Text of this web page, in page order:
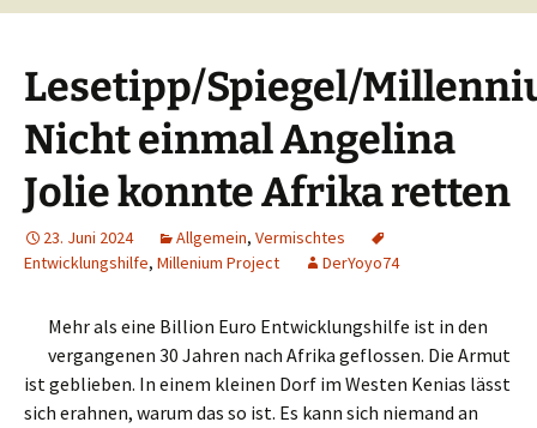
Lesetipp/Spiegel/
Nicht einmal Angelina
Jolie konnte Afrika retten
23. Juni 2024 Allgemein, Vermischtes
Entwicklungshilfe, Millenium Project DerYoyo74
Mehr als eine Billion Euro Entwicklungshilfe ist in den
vergangenen 30 Jahren nach Afrika geflossen. Die Armut
ist geblieben. In einem kleinen Dorf im Westen Kenias lässt
sich erahnen, warum das so ist. Es kann sich niemand an